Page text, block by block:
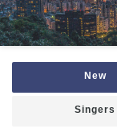
New
Singers